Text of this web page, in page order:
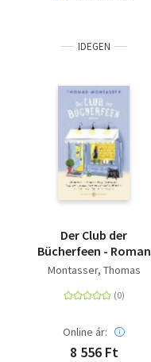
IDEGEN
Der Club der
Bücherfeen - Roman
Montasser, Thomas
Online ár:
8 556 Ft